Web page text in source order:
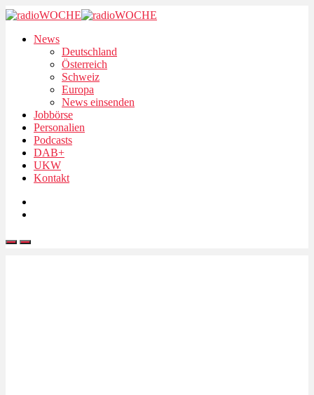
News
Deutschland
Österreich
Schweiz
Europa
News einsenden
Jobbörse
Personalien
Podcasts
DAB+
UKW
Kontakt